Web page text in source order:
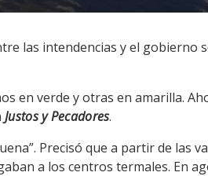
las intendencias y el gobierno
en verde y otras en amarilla.
Justos y Pecadores.
Precisó que a partir de las
a los centros termales. En